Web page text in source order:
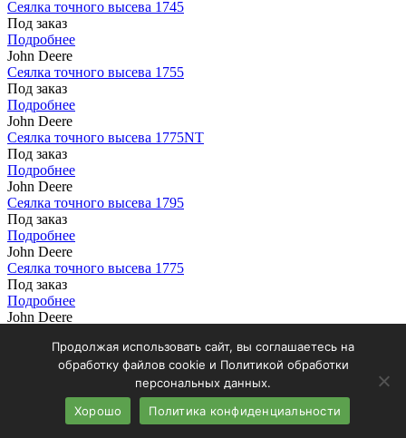
Сеялка точного высева 1745
Под заказ
Подробнее
John Deere
Сеялка точного высева 1755
Под заказ
Подробнее
John Deere
Сеялка точного высева 1775NT
Под заказ
Подробнее
John Deere
Сеялка точного высева 1795
Под заказ
Подробнее
John Deere
Сеялка точного высева 1775
Под заказ
Подробнее
John Deere
Под заказ
Подробнее
Сеялка пневматическая 730 LL
Продолжая использовать сайт, вы соглашаетесь на
обработку файлов cookie и Политикой обработки
персональных данных.
Хорошо
Политика конфиденциальности